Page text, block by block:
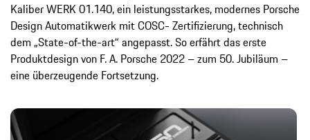
Kaliber WERK 01.140, ein leistungsstarkes, modernes Porsche
Design Automatikwerk mit COSC- Zertifizierung, technisch
dem „State-of-the-art“ angepasst. So erfährt das erste
Produktdesign von F. A. Porsche 2022 – zum 50. Jubiläum –
eine überzeugende Fortsetzung.